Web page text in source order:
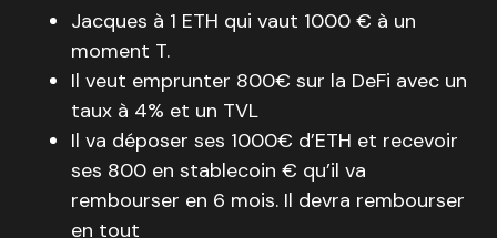
Jacques à 1 ETH qui vaut 1000 € à un
moment T.
Il veut emprunter 800€ sur la DeFi avec un
taux à 4% et un TVL
Il va déposer ses 1000€ d’ETH et recevoir
ses 800 en stablecoin € qu’il va
rembourser en 6 mois. Il devra rembourser
en tout